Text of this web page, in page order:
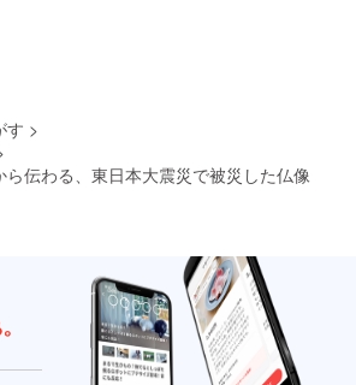
す >
ら伝わる、東日本大震災で被災した仏像